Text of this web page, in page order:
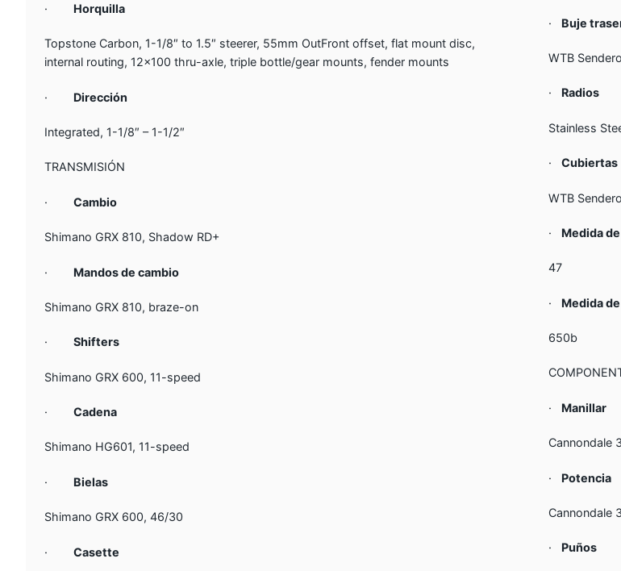
· Horquilla
Topstone Carbon, 1-1/8″ to 1.5″ steerer, 55mm OutFront offset, flat mount disc,
internal routing, 12×100 thru-axle, triple bottle/gear mounts, fender mounts
· Dirección
Integrated, 1-1/8″ – 1-1/2″
TRANSMISIÓN
·Cambio
Shimano GRX 810, Shadow RD+
· Mandos de cambio
Shimano GRX 810, braze-on
·Shifters
Shimano GRX 600, 11-speed
·Cadena
Shimano HG601, 11-speed
· Bielas
Shimano GRX 600, 46/30
·Casette
· Buje
WTB
· Radios
Stainless
·Cubiertas
WTB
· Medida
47
· Medida
650b
· Manillar
Cannondale
· Potencia
Cannondale
· Puños